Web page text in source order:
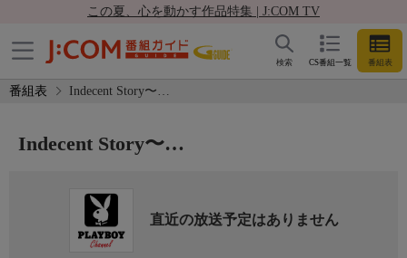
この夏、心を動かす作品特集 | J:COM TV
CS番組一覧 番組表
検索
番組表 Indecent Story〜…
Indecent Story〜…
直近の放送予定はありません